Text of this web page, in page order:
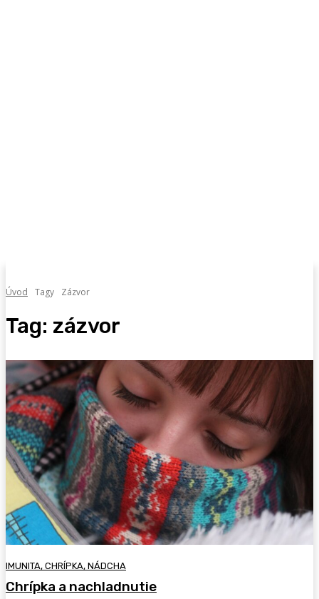
Úvod Tagy Zázvor
Tag: zázvor
IMUNITA, CHRÍPKA, NÁDCHA
Chrípka a nachladnutie